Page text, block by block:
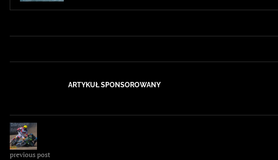
ARTYKUŁ SPONSOROWANY
previous post